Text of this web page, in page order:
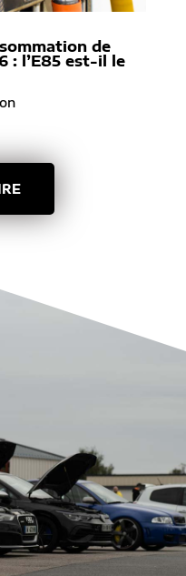
de
: l’E85 est-il le